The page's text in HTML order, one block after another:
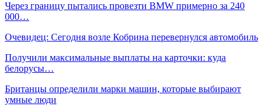
Через границу пытались провезти BMW примерно за 240
000…
Очевидец: Сегодня возле Кобрина перевернулся автомобиль
Получили максимальные выплаты на карточки: куда
белорусы…
Британцы определили марки машин, которые выбирают
умные люди